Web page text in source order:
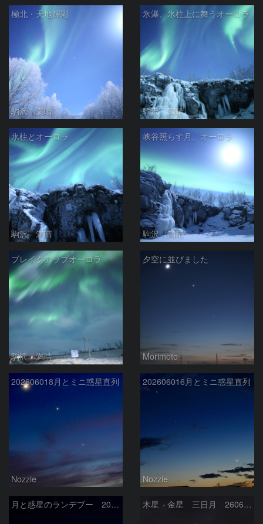
極北・天地輝彩
駒沢 満晴
氷瀑、氷柱上に舞うオーロラ
駒沢 満晴
氷柱とオーロラ
駒沢 満晴
峡谷照らす月、オーロラ
駒沢 満晴
ブレイクアップオーロラ
駒沢 満晴
夕空に並びました
Morimoto
202606018月とミニ惑星直列
Nozzie
202606016月とミニ惑星直列
Nozzie
月と惑星のランデブー 2026/06/19 木星 金星 三日月 260618